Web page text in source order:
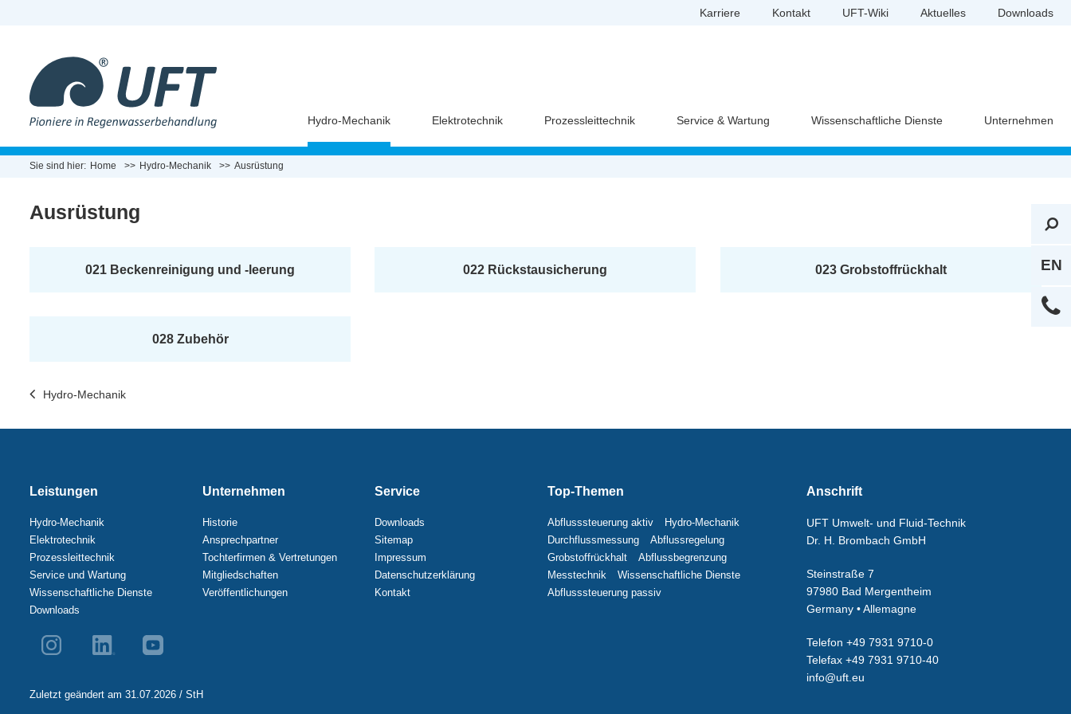
Karriere Kontakt UFT-Wiki Aktuelles Downloads
EN
Hydro-Mechanik Elektrotechnik Prozessleittechnik Service & Wartung Wissenschaftliche Dienste Unternehmen
Sie sind hier: Home Hydro-Mechanik Ausrüstung
Ausrüstung
021 Beckenreinigung und -leerung 022 Rückstausicherung 023 Grobstoffrückhalt
028 Zubehör
Hydro-Mechanik
Leistungen
Hydro-Mechanik
Elektrotechnik
Prozessleittechnik
Service und Wartung
Wissenschaftliche Dienste
Downloads
Unternehmen
Historie
Ansprechpartner
Tochterfirmen & Vertretungen
Mitgliedschaften
Veröffentlichungen
Service
Downloads
Sitemap
Impressum
Datenschutzerklärung
Kontakt
Top-Themen
Abflusssteuerung aktiv
Hydro-Mechanik
Durchflussmessung
Abflussregelung
Grobstoffrückhalt
Abflussbegrenzung
Messtechnik
Wissenschaftliche Dienste
Abflusssteuerung passiv
Anschrift
UFT Umwelt- und Fluid-Technik
Dr. H. Brombach GmbH
Steinstraße 7
97980 Bad Mergentheim
Germany • Allemagne
Telefon +49 7931 9710-0
Telefax +49 7931 9710-40
info@uft.eu
Zuletzt geändert am 31.07.2026 / StH